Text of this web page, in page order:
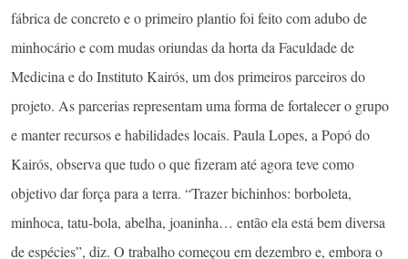
fábrica de concreto e o primeiro plantio foi feito com adubo de
minhocário e com mudas oriundas da horta da Faculdade de
Medicina e do Instituto Kairós, um dos primeiros parceiros do
projeto. As parcerias representam uma forma de fortalecer o grupo
e manter recursos e habilidades locais. Paula Lopes, a Popó do
Kairós, observa que tudo o que fizeram até agora teve como
objetivo dar força para a terra. “Trazer bichinhos: borboleta,
minhoca, tatu-bola, abelha, joaninha… então ela está bem diversa
de espécies”, diz. O trabalho começou em dezembro e, embora o